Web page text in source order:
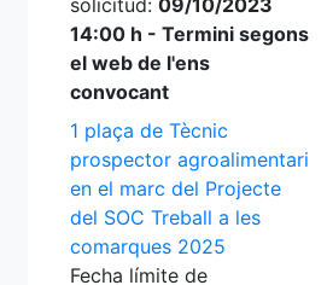
solicitud: 09/10/2023
14:00 h - Termini segons
el web de l'ens
convocant
1 plaça de Tècnic
prospector agroalimentari
en el marc del Projecte
del SOC Treball a les
comarques 2025
Fecha límite de